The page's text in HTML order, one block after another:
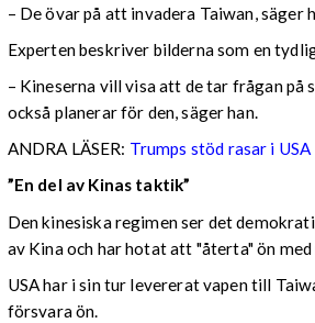
– De övar på att invadera Taiwan, säger
Experten beskriver bilderna som en
– Kineserna vill visa att de tar frågan på
också planerar för den, säger han.
ANDRA LÄSER: Trumps stöd rasar i USA
”En del av Kinas taktik”
Den kinesiska regimen ser det
av Kina och har hotat att "återta" ön
USA har i sin tur levererat vapen till
försvara ön.